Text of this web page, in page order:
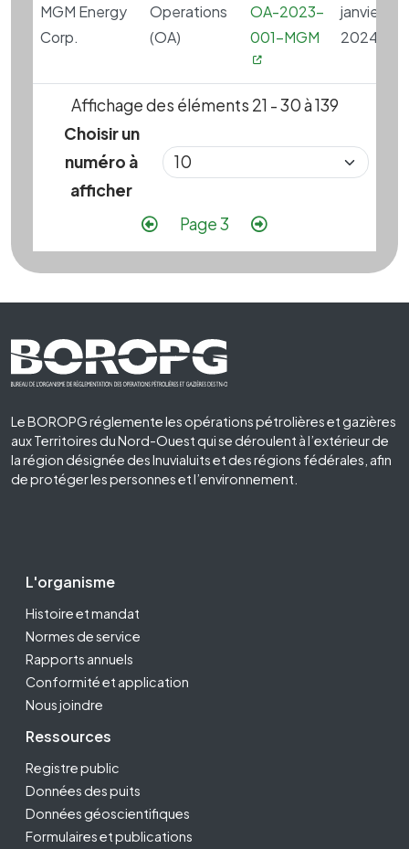
MGM Energy
Corp.
Operations
(OA)
OA-2023-
001-MGM
janvier 4,
2024
Affichage des éléments 21 - 30 à 139
Choisir un
numéro à
afficher
PaginationPage précédente
Page 3 Page suivante
Footer First
Le BOROPG réglemente les opérations pétrolières et gazières
aux Territoires du Nord-Ouest qui se déroulent à l’extérieur de
la région désignée des Inuvialuits et des régions fédérales, afin
de protéger les personnes et l’environnement.
Footer Second
L'organisme
Histoire et mandat
Normes de service
Rapports annuels
Conformité et application
Nous joindre
Ressources
Registre public
Données des puits
Données géoscientifiques
Formulaires et publications